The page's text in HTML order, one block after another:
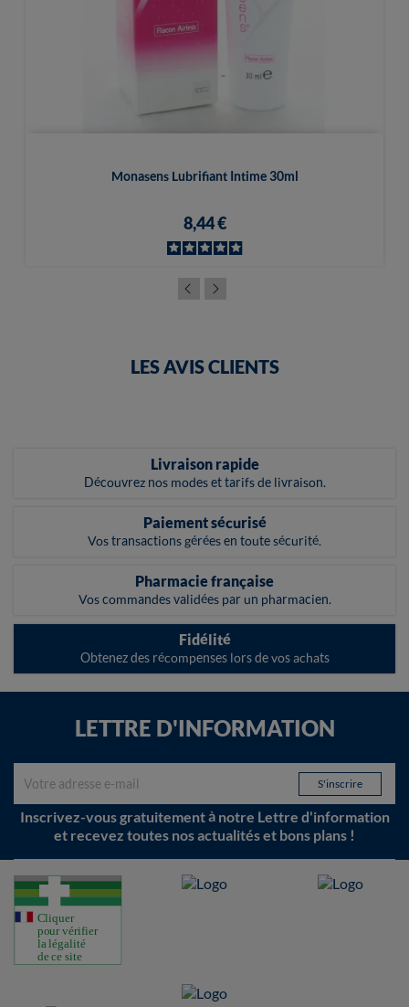
Monasens Lubrifiant Intime 30ml
8,44 €
LES AVIS CLIENTS
Livraison rapide
Découvrez nos modes et tarifs de livraison.
Paiement sécurisé
Vos transactions gérées en toute sécurité.
Pharmacie française
Vos commandes validées par un pharmacien.
Fidélité
Obtenez des récompenses lors de vos achats
LETTRE D'INFORMATION
Inscrivez-vous gratuitement à notre Lettre d'information
et recevez toutes nos actualités et bons plans !